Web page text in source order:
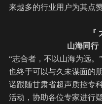
来越多的行业用户为其点赞
『
山海同行
“志合者，不以山海为远
也终于可以与久未谋面的
诺跟随甘肃省超声质控专
活动，协助各位专家进行